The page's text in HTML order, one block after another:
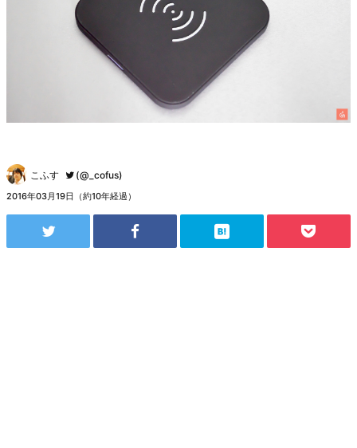
こふす (@_cofus)
2016年03月19日（約10年経過）